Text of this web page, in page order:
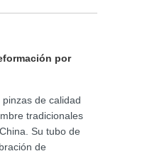
por
de calidad
tradicionales
Su tubo de
de